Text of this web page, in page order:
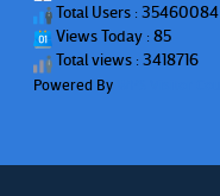
Total Users : 35460084
Views Today : 85
Total views : 3418716
Powered By